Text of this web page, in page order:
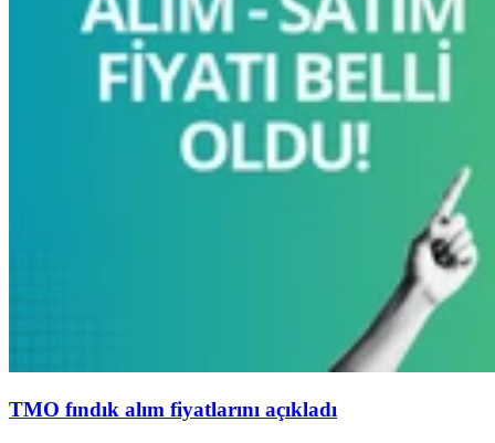
TMO fındık alım fiyatlarını açıkladı